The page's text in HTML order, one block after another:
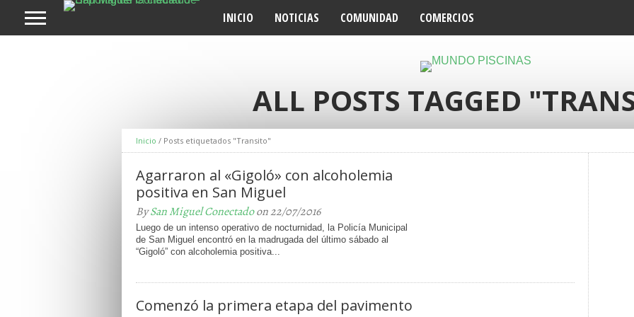
INICIO NOTICIAS COMUNIDAD COMERCIOS
ALL POSTS TAGGED
Inicio / Posts etiquetados "Transito"
Agarraron al «Gigoló» con alcoholemia
positiva en San Miguel
BySan Miguel Conectadoon 22/07/2016
Luego de un intenso operativo de nocturnidad, la Policía Municipal
de San Miguel encontró en la madrugada del último sábado al
“Gigoló” con alcoholemia positiva...
Comenzó la primera etapa del pavimento